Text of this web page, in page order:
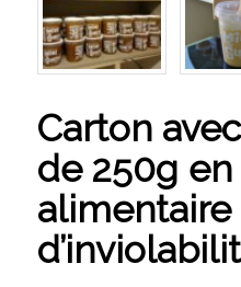
Carton
de 250g